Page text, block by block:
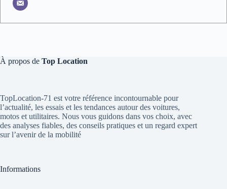
À propos de Top Location
TopLocation-71 est votre référence incontournable pour
l’actualité, les essais et les tendances autour des voitures,
motos et utilitaires. Nous vous guidons dans vos choix, avec
des analyses fiables, des conseils pratiques et un regard expert
sur l’avenir de la mobilité
Informations